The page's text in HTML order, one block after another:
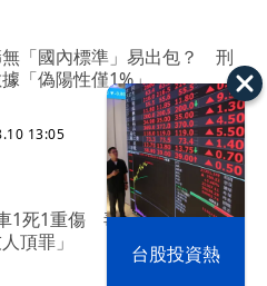
光42演習 台股投資熱
「國內標準」易出包？ 刑
「偽陽性僅1%」
13:05
1死1重傷 毒駕女竟肇逃「還
頂罪」